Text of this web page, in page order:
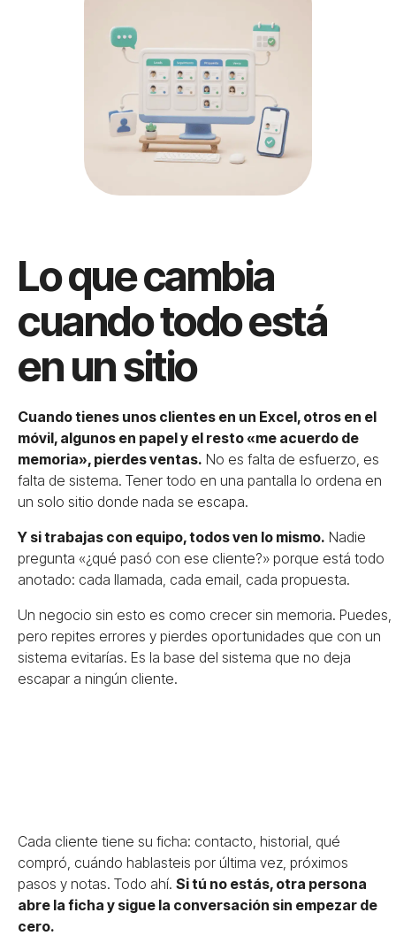
Lo que cambia
cuando todo está
en un sitio
Cuando tienes unos clientes en un Excel, otros en el
móvil, algunos en papel y el resto «me acuerdo de
memoria», pierdes ventas. No es falta de esfuerzo, es
falta de sistema. Tener todo en una pantalla lo ordena en
un solo sitio donde nada se escapa.
Y si trabajas con equipo, todos ven lo mismo. Nadie
pregunta «¿qué pasó con ese cliente?» porque está todo
anotado: cada llamada, cada email, cada propuesta.
Un negocio sin esto es como crecer sin memoria. Puedes,
pero repites errores y pierdes oportunidades que con un
sistema evitarías. Es la base del sistema que no deja
escapar a ningún cliente.
Cada cliente tiene su ficha: contacto, historial, qué
compró, cuándo hablasteis por última vez, próximos
pasos y notas. Todo ahí. Si tú no estás, otra persona
abre la ficha y sigue la conversación sin empezar de
cero.